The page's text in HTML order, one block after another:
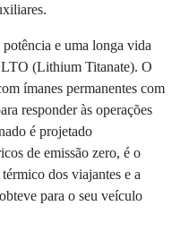
e uma longa vida
(Lithium Titanate). O
ímanes permanentes com
responder às operações
é projetado
de emissão zero, é o
dos viajantes e a
para o seu veículo